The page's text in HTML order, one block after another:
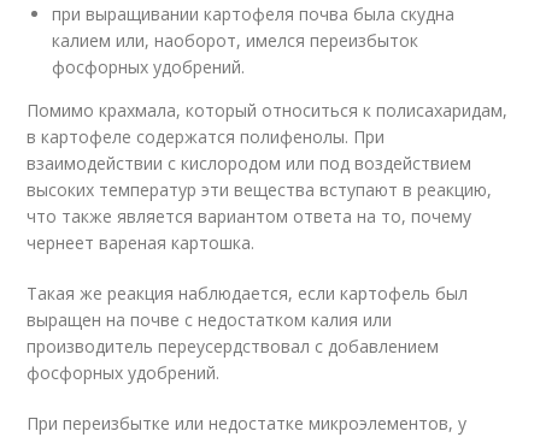
при выращивании картофеля почва была скудна
калием или, наоборот, имелся переизбыток
фосфорных удобрений.
Помимо крахмала, который относиться к полисахаридам,
в картофеле содержатся полифенолы. При
взаимодействии с кислородом или под воздействием
высоких температур эти вещества вступают в реакцию,
что также является вариантом ответа на то, почему
чернеет вареная картошка.
Такая же реакция наблюдается, если картофель был
выращен на почве с недостатком калия или
производитель переусердствовал с добавлением
фосфорных удобрений.
При переизбытке или недостатке микроэлементов, у